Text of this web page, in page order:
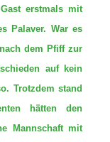
erstmals mit
Palaver. War es
dem Pfiff zur
auf kein
Trotzdem stand
hätten den
Mannschaft mit